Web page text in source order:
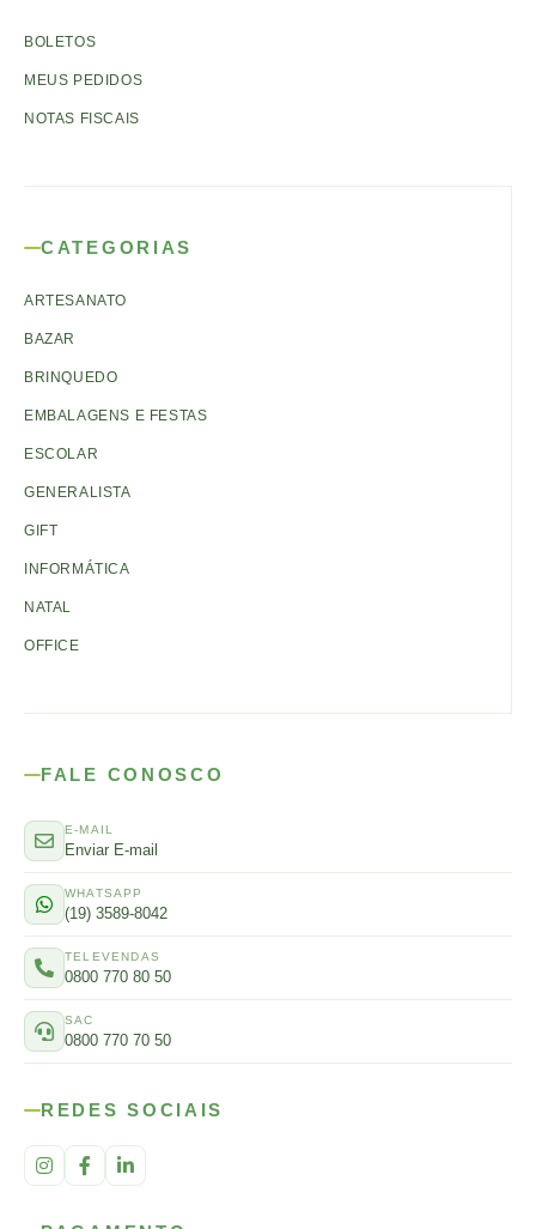
BOLETOS
MEUS PEDIDOS
NOTAS FISCAIS
CATEGORIAS
ARTESANATO
BAZAR
BRINQUEDO
EMBALAGENS E FESTAS
ESCOLAR
GENERALISTA
GIFT
INFORMÁTICA
NATAL
OFFICE
FALE CONOSCO
E-MAIL
Enviar E-mail
WHATSAPP
(19) 3589-8042
TELEVENDAS
0800 770 80 50
SAC
0800 770 70 50
REDES SOCIAIS